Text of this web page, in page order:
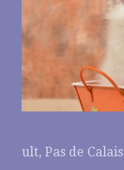
ult, Pas de Calais